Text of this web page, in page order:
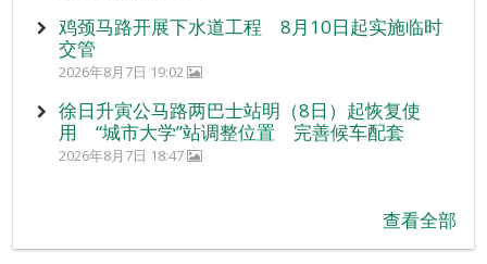
鸡颈马路开展下水道工程 8月10日起实施临时
交管
2026年8月7日 19:02
徐日升寅公马路两巴士站明（8日）起恢复使
用 “城市大学”站调整位置 完善候车配套
2026年8月7日 18:47
查看全部